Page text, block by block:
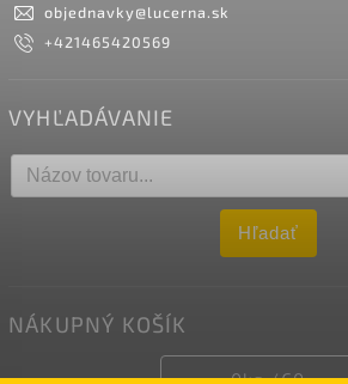
objednavky@lucerna.sk
+421465420569
VYHĽADÁVANIE
Hľadať
NÁKUPNÝ KOŠÍK
0ks /€0